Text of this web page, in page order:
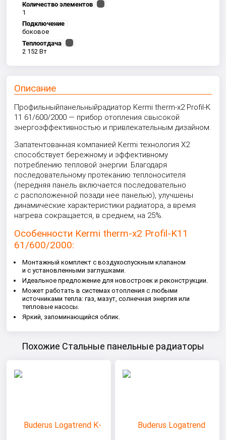
Количество элементов
1
Подключение
боковое
Теплоотдача
2 152 Вт
Описание
Профильныйпанельныйрадиатор Kermi therm-x2 Profil-K
11 61/600/2000 — прибор отопления свысокой
энергоэффективностью и привлекательным дизайном.
Запатентованная компанией Kermi технология X2
способствует бережному и эффективному
потреблению тепловой энергии. Благодаря
последовательному протеканию теплоносителя
(передняя панель включается последовательно
с расположенной позади нее панелью), улучшены
динамические характеристики радиатора, а время
нагрева сокращается, в среднем, на 25%.
Особенности Kermi therm-x2 Profil-K11
61/600/2000:
Монтажный комплект с воздухоспускным клапаном
и с установленными заглушками.
Идеальное предложение для новостроек и реконструкции.
Может работать в системах отопления с любыми
источниками тепла: газ, мазут, солнечная энергия или
тепловые насосы.
Яркий, запоминающийся облик.
Похожие Стальные панельные радиаторы